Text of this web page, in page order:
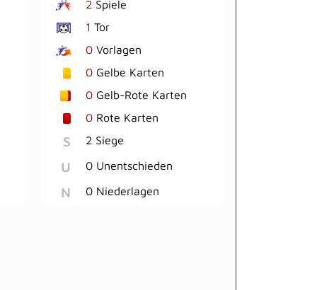
2 Spiele
1 Tor
0Vorlagen
0Gelbe Karten
0Gelb-Rote Karten
0Rote Karten
S 2 Siege
U 0 Unentschieden
N 0 Niederlagen